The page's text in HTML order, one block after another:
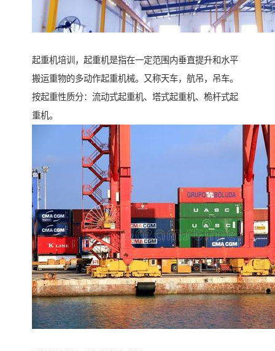
起重机培训，起重机是指在一定范围内垂直提升和水平
搬运重物的多动作起重机械。又称天车，航吊，吊车。
按起重性质分：流动式起重机、塔式起重机、桅杆式起
重机。